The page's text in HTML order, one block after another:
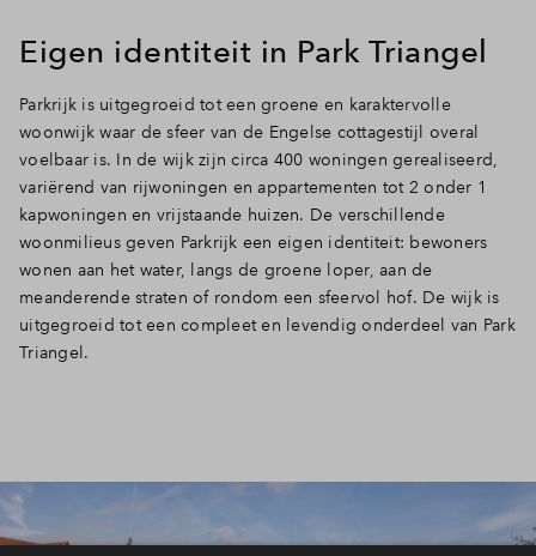
Eigen identiteit in Park Triangel
Parkrijk is uitgegroeid tot een groene en karaktervolle
woonwijk waar de sfeer van de Engelse cottagestijl overal
voelbaar is. In de wijk zijn circa 400 woningen gerealiseerd,
variërend van rijwoningen en appartementen tot 2 onder 1
kapwoningen en vrijstaande huizen. De verschillende
woonmilieus geven Parkrijk een eigen identiteit: bewoners
wonen aan het water, langs de groene loper, aan de
meanderende straten of rondom een sfeervol hof. De wijk is
uitgegroeid tot een compleet en levendig onderdeel van Park
Triangel.